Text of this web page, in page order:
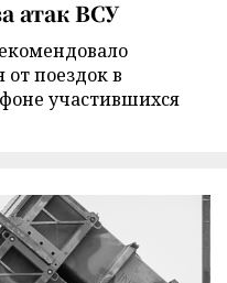
атак ВСУ
поездок в
участившихся